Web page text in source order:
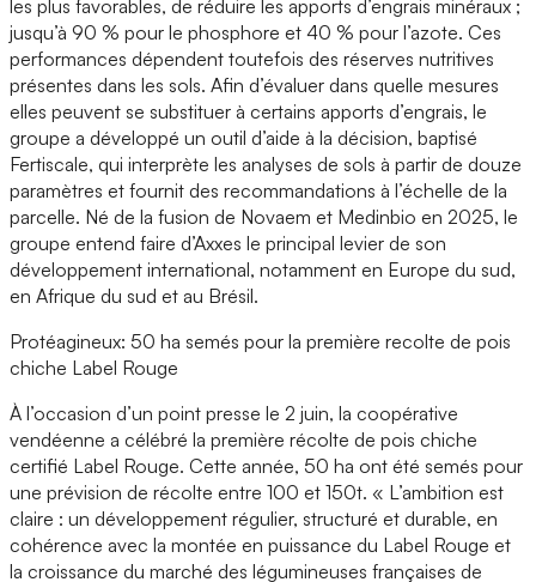
les plus favorables, de réduire les apports d’engrais minéraux ;
jusqu’à 90 % pour le phosphore et 40 % pour l’azote. Ces
performances dépendent toutefois des réserves nutritives
présentes dans les sols. Afin d’évaluer dans quelle mesures
elles peuvent se substituer à certains apports d’engrais, le
groupe a développé un outil d’aide à la décision, baptisé
Fertiscale, qui interprète les analyses de sols à partir de douze
paramètres et fournit des recommandations à l’échelle de la
parcelle. Né de la fusion de Novaem et Medinbio en 2025, le
groupe entend faire d’Axxes le principal levier de son
développement international, notamment en Europe du sud,
en Afrique du sud et au Brésil.
Protéagineux: 50 ha semés pour la première recolte de pois
chiche Label Rouge
À l’occasion d’un point presse le 2 juin, la coopérative
vendéenne a célébré la première récolte de pois chiche
certifié Label Rouge. Cette année, 50 ha ont été semés pour
une prévision de récolte entre 100 et 150t. « L’ambition est
claire : un développement régulier, structuré et durable, en
cohérence avec la montée en puissance du Label Rouge et
la croissance du marché des légumineuses françaises de